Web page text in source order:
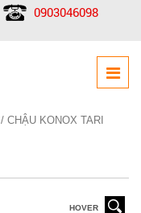
0903046098
/ CHẬU KONOX TARI
HOVER